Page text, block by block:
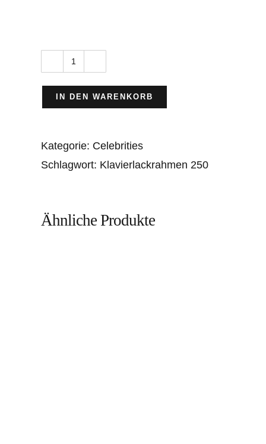
Burt
Lancaster
+
Kerr
Menge
IN DEN WARENKORB
Kategorie: Celebrities
Schlagwort: Klavierlackrahmen 250
Ähnliche Produkte